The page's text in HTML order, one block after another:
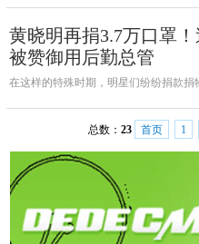
黄晓明再捐3.7万口罩
被赞御用后勤总管
在这样的特殊时期，明星们纷纷捐款
疫情一定会过去的"，让看到这则动态
总数： 23 首页 1